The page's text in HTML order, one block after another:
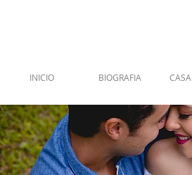
INICIO BIOGRAFIA